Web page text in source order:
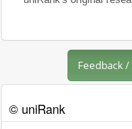
Feedback
© uniRank